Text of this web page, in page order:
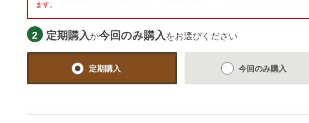
ます。
2 定期購入か今回のみ購入をお選びください
定期購入 今回のみ購入